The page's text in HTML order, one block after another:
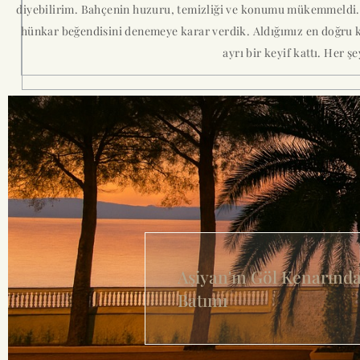
diyebilirim. Bahçenin huzuru, temizliği ve konumu mükemmeldi.
hünkar beğendisini denemeye karar verdik. Aldığımız en
ayrı bir keyif kattı. Her
Aşiyan'ın Göl
Batımı